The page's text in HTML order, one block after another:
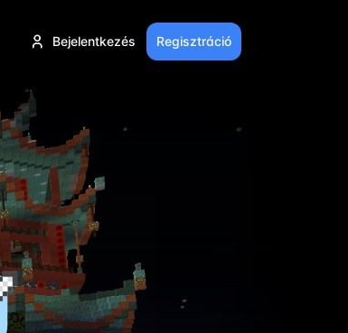
Bejelentkezés Regisztráció